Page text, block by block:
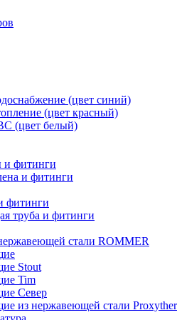
(цвет синий)
(цвет красный)
(цвет белый)
и фитинги
и фитинги
фитинги
труба и фитинги
стали ROMMER
Stout
Tim
Север
из нержавеющей стали